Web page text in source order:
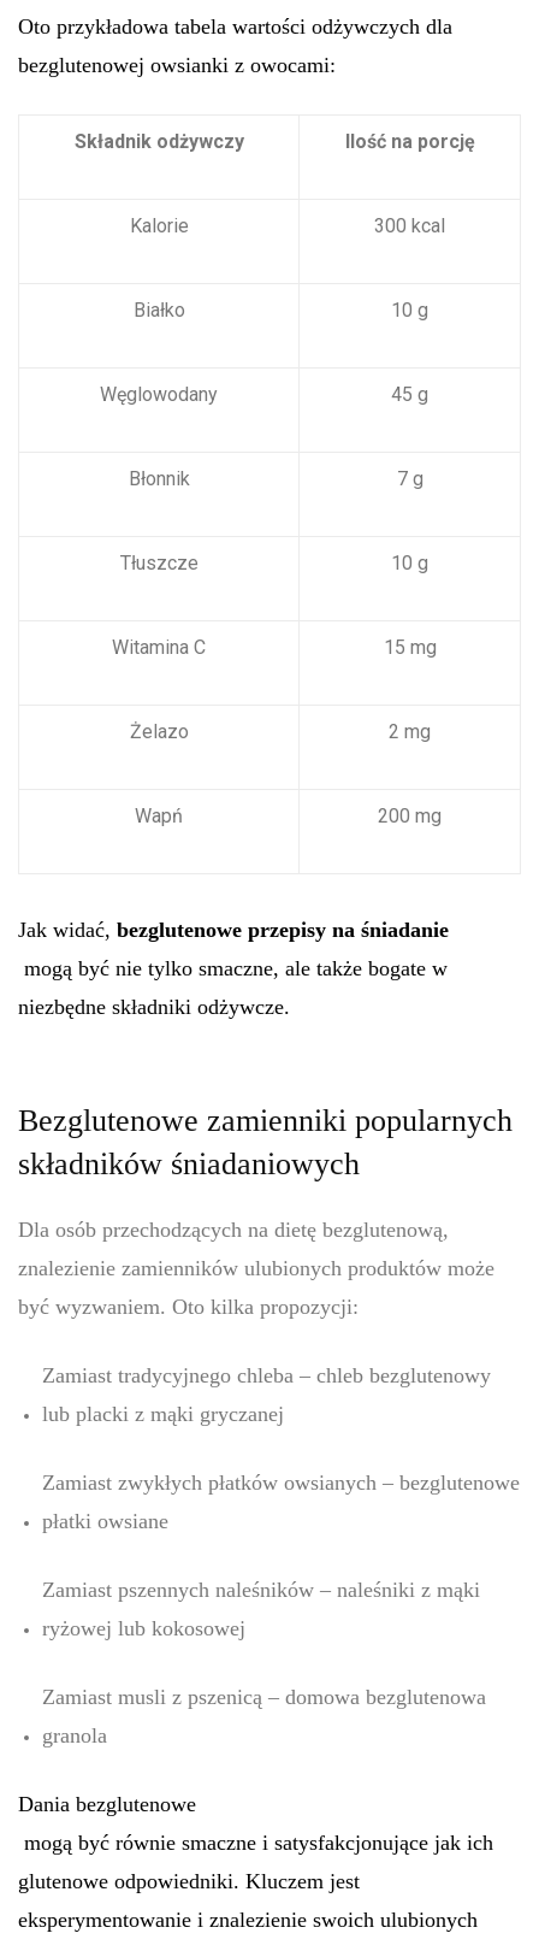
Oto przykładowa tabela wartości odżywczych dla
bezglutenowej owsianki z owocami:
Składnik odżywczy Ilość na porcję
Kalorie 300 kcal
Białko 10 g
Węglowodany 45 g
Błonnik 7 g
Tłuszcze 10 g
Witamina C 15 mg
Żelazo 2 mg
Wapń 200 mg
Jak widać, bezglutenowe przepisy na śniadanie
mogą być nie tylko smaczne, ale także bogate w
niezbędne składniki odżywcze.
Bezglutenowe zamienniki popularnych
składników śniadaniowych
Dla osób przechodzących na dietę bezglutenową,
znalezienie zamienników ulubionych produktów może
być wyzwaniem. Oto kilka propozycji:
Zamiast tradycyjnego chleba – chleb bezglutenowy
lub placki z mąki gryczanej
Zamiast zwykłych płatków owsianych – bezglutenowe
płatki owsiane
Zamiast pszennych naleśników – naleśniki z mąki
ryżowej lub kokosowej
Zamiast musli z pszenicą – domowa bezglutenowa
granola
Dania bezglutenowe
mogą być równie smaczne i satysfakcjonujące jak ich
glutenowe odpowiedniki. Kluczem jest
eksperymentowanie i znalezienie swoich ulubionych